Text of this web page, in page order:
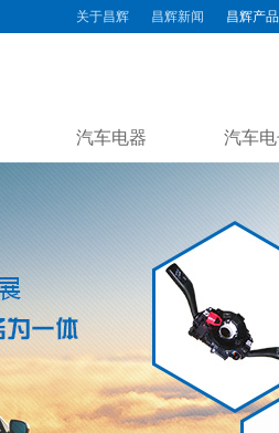
关于昌辉 昌辉新闻 昌辉产品
汽车电器 汽车